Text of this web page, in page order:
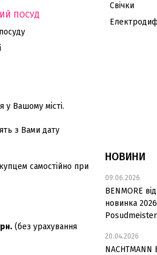
ПОСУД
Свічки
у Вашому місті.
з Вами дату
самостійно при
(без урахування
НОВИНИ
09.06.2026
BENMORE
новинка
20.04.2026
NACHTMANN